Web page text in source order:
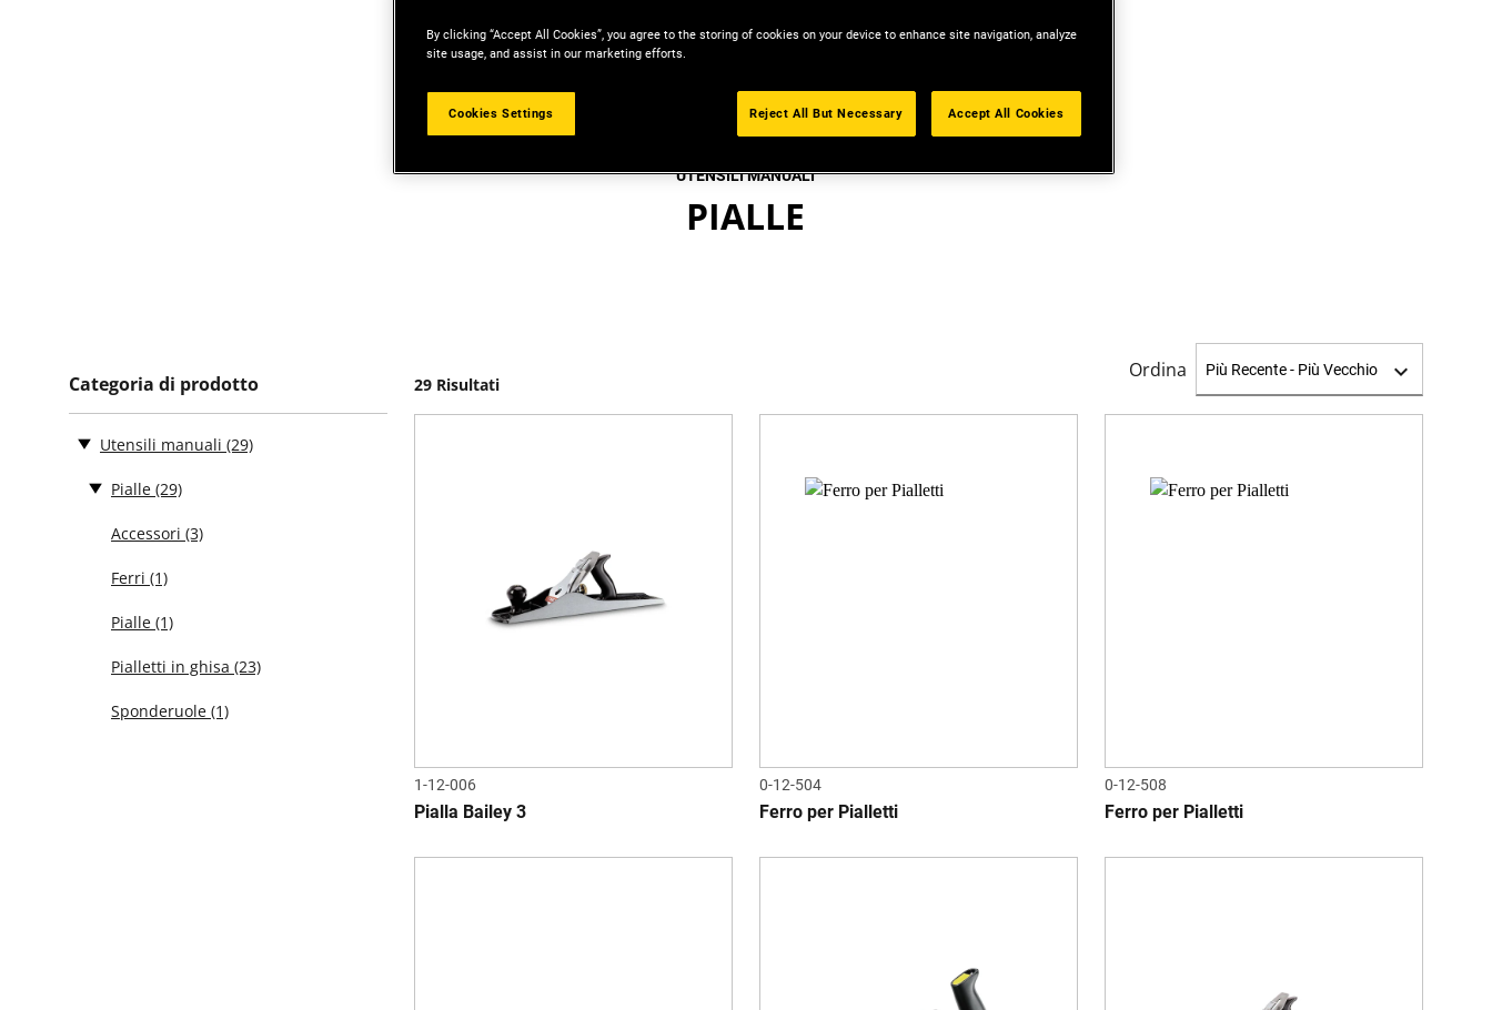
UTENSILI MANUALI
PIALLE
Categoria di prodotto
Utensili manuali (29)
Pialle (29)
Accessori (3)
Ferri (1)
Pialle (1)
Pialletti in ghisa (23)
Sponderuole (1)
29 Risultati
Ordina
1-12-006
Pialla Bailey 3
0-12-504
Ferro per Pialletti
0-12-508
Ferro per Pialletti
By clicking “Accept All Cookies”, you agree to the storing of cookies on your device to enhance site navigation, analyze
site usage, and assist in our marketing efforts.
Cookies Settings Reject All But Necessary Accept All Cookies